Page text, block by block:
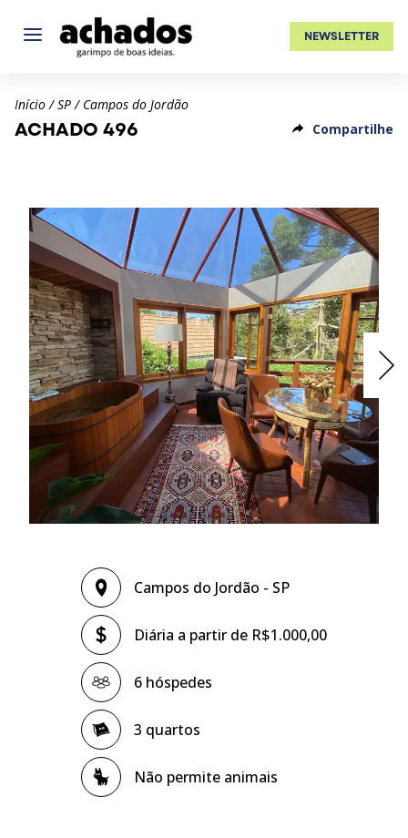
NEWSLETTER
Início / SP / Campos do Jordão
ACHADO 496 Compartilhe
Campos do Jordão - SP
Diária a partir de R$1.000,00
6 hóspedes
3 quartos
Não permite animais